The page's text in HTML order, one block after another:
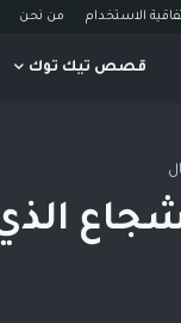
الاستخدام من نحن
قصص تيك توك